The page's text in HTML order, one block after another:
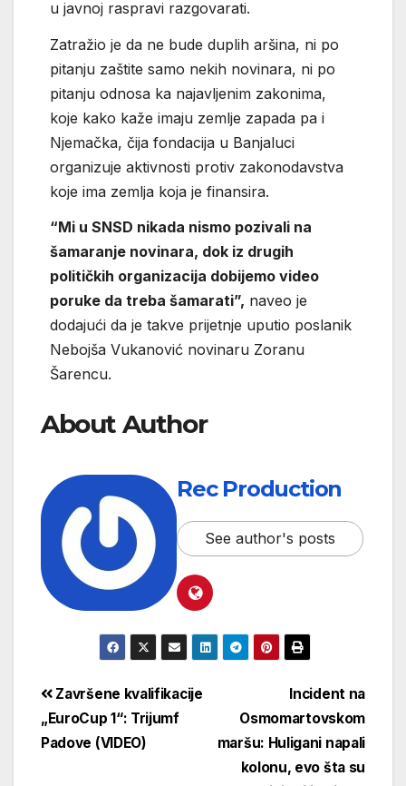
u javnoj raspravi razgovarati.
Zatražio je da ne bude duplih aršina, ni po
pitanju zaštite samo nekih novinara, ni po
pitanju odnosa ka najavljenim zakonima,
koje kako kaže imaju zemlje zapada pa i
Njemačka, čija fondacija u Banjaluci
organizuje aktivnosti protiv zakonodavstva
koje ima zemlja koja je finansira.
“Mi u SNSD nikada nismo pozivali na
šamaranje novinara, dok iz drugih
političkih organizacija dobijemo video
poruke da treba šamarati”, naveo je
dodajući da je takve prijetnje uputio poslanik
Nebojša Vukanović novinaru Zoranu
Šarencu.
About Author
Rec Production
See author's posts
Incident na
Osmomartovskom
maršu: Huligani napali
kolonu, evo šta su
Završene kvalifikacije
„EuroCup 1“: Trijumf
Padove (VIDEO)